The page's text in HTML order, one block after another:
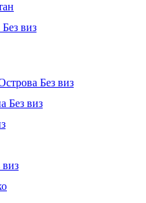
Без виз
Без виз
Без виз
виз